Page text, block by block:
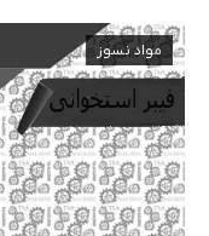
مواد نسوز